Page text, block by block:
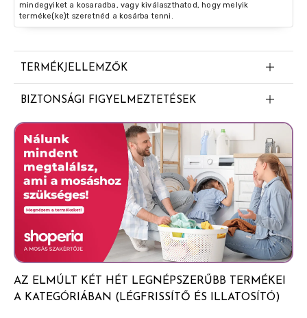
mindegyiket a kosaradba, vagy kiválaszthatod, hogy melyik
terméke(ke)t szeretnéd a kosárba tenni.
TERMÉKJELLEMZŐK
Cseresznye és rózsaszín cseresznyefavirág
BIZTONSÁGI FIGYELMEZTETÉSEK
Glade® légfrissítő aeroszol - Floral Cherries® Figyelem
Tűzveszélyes aeroszol. Az edényben túlnyomás
uralkodik: hő hatására megrepedhet. Gyermekektől
elzárva tartandó. Napfénytől védendő. Nem érheti 50°C
hőmérsékletet meghaladó hő. Hőtől, forró felületektől,
szikrától, nyílt lángtól és más gyújtóforrástól távol
tartandó. Tilos a dohányzás. Tilos nyílt lángra vagy más
gyújtóforrásra permetezni. Ne lyukassza ki vagy égesse
el, még használat után sem. Csak jól szellőztetett
helyen használható. Hűvös, száraz helyen tárolja. Az
illatokra érzékeny vásárlók használják kellő
elővigyázatossággal a terméket. A légfrissítők
AZ ELMÚLT KÉT HÉT LEGNÉPSZERŰBB TERMÉKEI
A KATEGÓRIÁBAN (LÉGFRISSÍTŐ ÉS ILLATOSÍTÓ)